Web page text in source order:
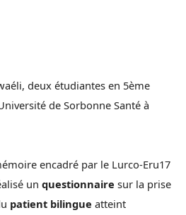
deux étudiantes en 5ème
de Sorbonne Santé à
encadré par le Lurco-Eru17
un questionnaire sur la prise
patient bilingue atteint